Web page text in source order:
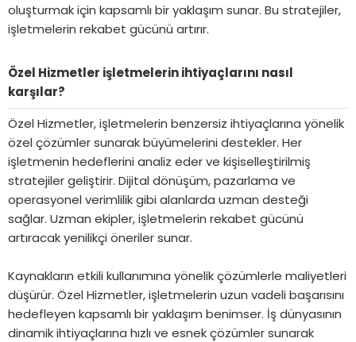
oluşturmak için kapsamlı bir yaklaşım sunar. Bu stratejiler,
işletmelerin rekabet gücünü artırır.
Özel Hizmetler işletmelerin ihtiyaçlarını nasıl
karşılar?​
Özel Hizmetler, işletmelerin benzersiz ihtiyaçlarına yönelik
özel çözümler sunarak büyümelerini destekler. Her
işletmenin hedeflerini analiz eder ve kişiselleştirilmiş
stratejiler geliştirir. Dijital dönüşüm, pazarlama ve
operasyonel verimlilik gibi alanlarda uzman desteği
sağlar. Uzman ekipler, işletmelerin rekabet gücünü
artıracak yenilikçi öneriler sunar.
Kaynakların etkili kullanımına yönelik çözümlerle maliyetleri
düşürür. Özel Hizmetler, işletmelerin uzun vadeli başarısını
hedefleyen kapsamlı bir yaklaşım benimser. İş dünyasının
dinamik ihtiyaçlarına hızlı ve esnek çözümler sunarak